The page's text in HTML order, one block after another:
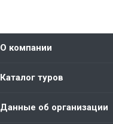
О компании
Каталог туров
Данные об организации